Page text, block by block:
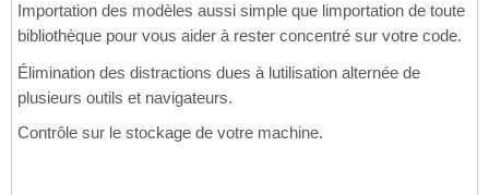
Importation des modèles aussi simple que limportation de toute
bibliothèque pour vous aider à rester concentré sur votre code.
Élimination des distractions dues à lutilisation alternée de
plusieurs outils et navigateurs.
Contrôle sur le stockage de votre machine.